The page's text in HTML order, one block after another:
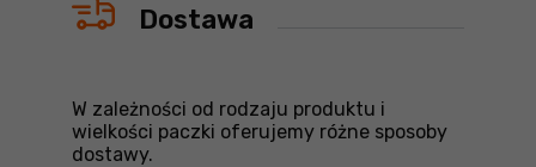
Dostawa
W zależności od rodzaju produktu i
wielkości paczki oferujemy różne sposoby
dostawy.